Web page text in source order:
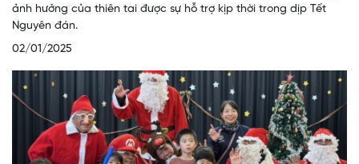
ảnh hưởng của thiên tai được sự hỗ trợ kịp thời trong dịp Tết
Nguyên đán.
02/01/2025